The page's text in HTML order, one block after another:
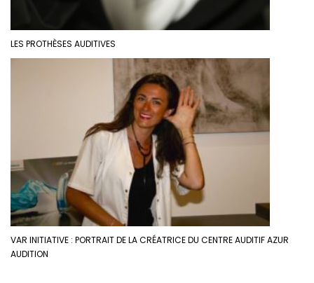
LES PROTHÈSES AUDITIVES
VAR INITIATIVE : PORTRAIT DE LA CRÉATRICE DU CENTRE AUDITIF AZUR
AUDITION